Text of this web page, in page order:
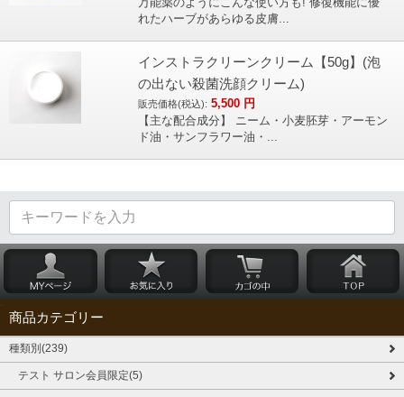
れたハーブがあらゆる皮膚...
インストラクリーンクリーム【50g】(泡
の出ない殺菌洗顔クリーム)
販売価格(税込): 5,500 円
【主な配合成分】 ニーム・小麦胚芽・アーモン
ド油・サンフラワー油・...
商品カテゴリー
種類別(239)
テスト サロン会員限定(5)